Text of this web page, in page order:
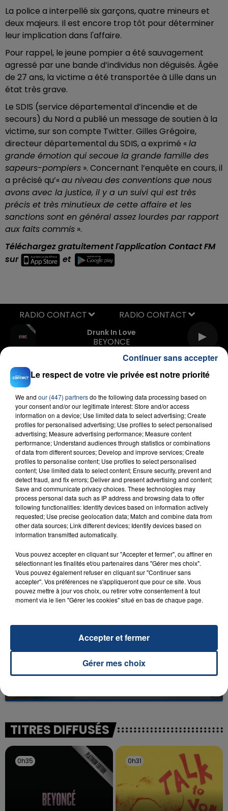
La police a interpellé six garçons, quatre mineurs et
deux majeurs. Il est encore trop tôt pour déterminer
leur implication dans l'affaire.
Pour rappel, le jeune pompier a été sauvagement
agressé par une bande d’individus non déguisés. Âgée
de 27 ans, la victime a été transportée à Lille dans un
état très grave.
Le SDIS (service départemental d’incendie et de
secours) du Nord a publié un message de soutien à la
victime, sur son compte Twitter. Gilles Grégoire,
directeur départemental du SDIS, a exprimé «la
grande émotion qui secoue la grande famille des
sapeurs-pompiers ». Concernant l’enquête en cours, il
a précisé qu’«au niveau des conventions que nous
avons avec la justice, il y a un suivi qui est très
précis et très minutieux de cette affaire et les
sanctions sont en général assez lourdes par rapport
aux faits commis ».
Téléchargez gratuitement l'application Contact FM
sur
et
Drunk In Love
BEYONCE
RADIO CONTACT
FIL D'ACTU
23 juillet 2026
SON BÉBÉ ENTRE LA VIE ET LA...
Un homme s'est immolé par le feu après avoir
aspergé sa compagne et leur bébé de trois mois
d'un liquide inflammable.
UNE ADOLESCENTE DEVANT SE FAIRE
La famille a porté plainte contre la clinique qui a
excuses.
TITRES DIFFUSÉS
0h35
0h35 0h31
0h31
Le respect de votre vie privée est notre priorité
We and our (447) partnersdo the following data processing based on
your consent and/or our legitimate interest: Store and/or access
information on a device; Use limited data to select advertising; Create
profiles for personalised advertising; Use profiles to select personalised
advertising; Measure advertising performance; Measure content
performance; Understand audiences through statistics or combinations
of data from different sources; Develop and improve services; Create
profiles to personalise content; Use profiles to select personalised
content; Use limited data to select content; Ensure security, prevent and
detect fraud, and fix errors; Deliver and present advertising and content;
Save and communicate privacy choices. These technologies may
process personal data such as IP address and browsing data to offer
following functionalities: Identify devices based on information actively
requested; Use precise geolocation data; Match and combine data from
other data sources; Link different devices; Identify devices based on
information transmitted automatically.
Vous pouvez accepter en cliquant sur "Accepter et fermer", ou affiner en
sélectionnant les finalités et/ou partenaires dans "Gérer mes choix".
Vous pouvez également refuser en cliquant sur "Continuer sans
accepter". Vos préférences ne s'appliqueront que pour ce site. Vous
pouvez mettre à jour vos choix, ou retirer votre consentement à tout
moment via le lien "Gérer les cookies" situé en bas de chaque page.
Gérer mes choix
Accepter et fermer
Continuer sans accepter